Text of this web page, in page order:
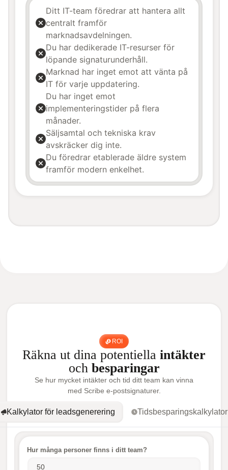
Ditt IT-team föredrar att hantera allt
centralt framför
marknadsavdelningen.
Du har dedikerade IT-resurser för
löpande signaturunderhåll.
Marknad har inget emot att vänta på
IT för varje uppdatering.
Du har inget emot
implementeringstider på flera
månader.
Säljsamtal och tekniska krav
avskräcker dig inte.
Du föredrar etablerade äldre system
framför modern enkelhet.
ROI
Räkna ut dina potentiella intäkter
och besparingar
Se hur mycket intäkter och tid ditt team kan vinna
med Scribe e-postsignaturer.
Kalkylator för leadsgenerering Tidsbesparingskalkylator
Hur många personer finns i ditt team?